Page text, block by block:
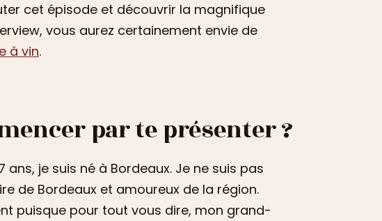
cet épisode et découvrir la magnifique
vous aurez certainement envie de
à vin.
par te présenter ?
ans, je suis né à Bordeaux. Je ne suis pas
de Bordeaux et amoureux de la région.
puisque pour tout vous dire, mon grand-